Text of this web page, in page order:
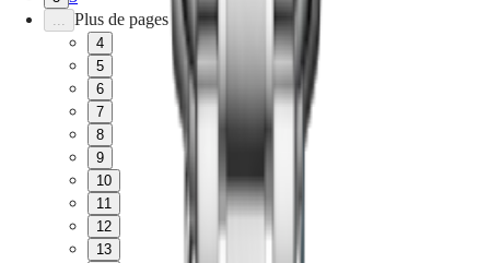
Homme... Plus de pages
4
5
6
7
8
9
10
11
12
13